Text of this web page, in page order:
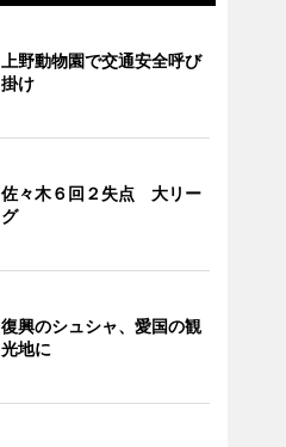
上野動物園で交通安全呼び
掛け
佐々木６回２失点 大リー
グ
復興のシュシャ、愛国の観
光地に